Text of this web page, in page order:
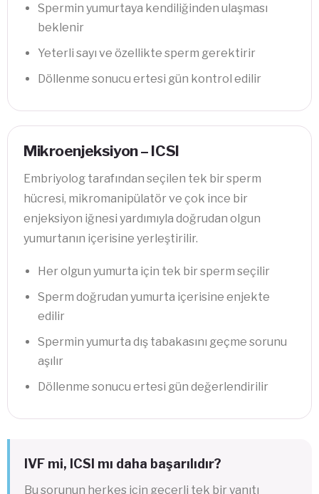
Spermin yumurtaya kendiliğinden ulaşması
beklenir
Yeterli sayı ve özellikte sperm gerektirir
Döllenme sonucu ertesi gün kontrol edilir
Mikroenjeksiyon – ICSI
Embriyolog tarafından seçilen tek bir sperm
hücresi, mikromanipülatör ve çok ince bir
enjeksiyon iğnesi yardımıyla doğrudan olgun
yumurtanın içerisine yerleştirilir.
Her olgun yumurta için tek bir sperm seçilir
Sperm doğrudan yumurta içerisine enjekte
edilir
Spermin yumurta dış tabakasını geçme sorunu
aşılır
Döllenme sonucu ertesi gün değerlendirilir
IVF mi, ICSI mı daha başarılıdır?
Bu sorunun herkes için geçerli tek bir yanıtı